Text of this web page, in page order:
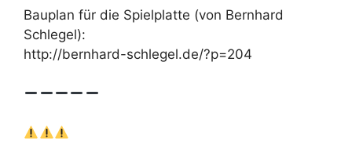
Bauplan für die Spielplatte (von Bernhard
Schlegel):
http://bernhard-schlegel.de/?p=204